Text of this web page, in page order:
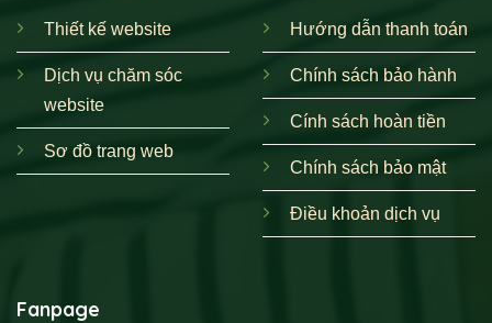
Thiết kế website
Dịch vụ chăm sóc
website
Sơ đồ trang web
Hướng dẫn thanh toán
Chính sách bảo hành
Cính sách hoàn tiền
Chính sách bảo mật
Điều khoản dịch vụ
Fanpage